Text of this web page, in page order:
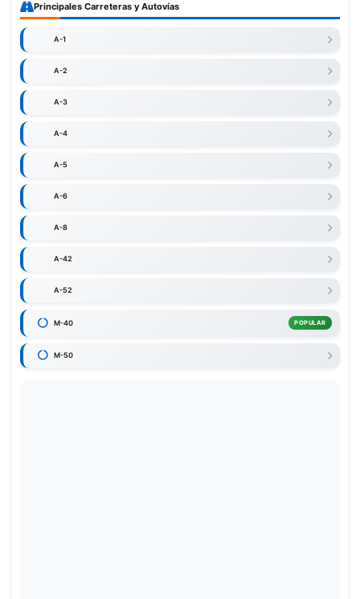
Principales Carreteras y Autovías
A-1
A-2
A-3
A-4
A-5
A-6
A-8
A-42
A-52
M-40 POPULAR
M-50